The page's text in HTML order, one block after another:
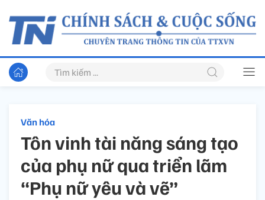
Văn hóa
Tôn vinh tài năng sáng tạo
của phụ nữ qua triển lãm
“Phụ nữ yêu và vẽ”